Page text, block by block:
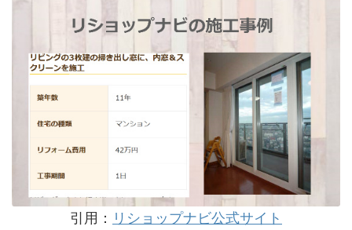
引用： リショップナビ公式サイト